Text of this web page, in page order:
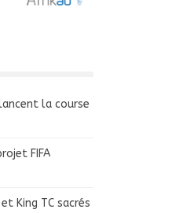
la course
FIFA
King TC sacrés